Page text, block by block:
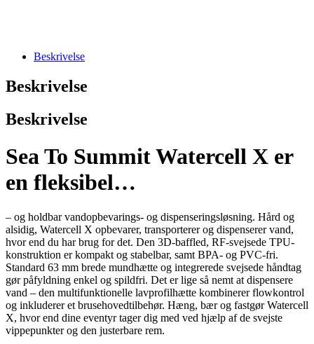
Beskrivelse
Beskrivelse
Beskrivelse
Sea To Summit Watercell X er
en fleksibel…
– og holdbar vandopbevarings- og dispenseringsløsning. Hård og
alsidig, Watercell X opbevarer, transporterer og dispenserer vand,
hvor end du har brug for det. Den 3D-baffled, RF-svejsede TPU-
konstruktion er kompakt og stabelbar, samt BPA- og PVC-fri.
Standard 63 mm brede mundhætte og integrerede svejsede håndtag
gør påfyldning enkel og spildfri. Det er lige så nemt at dispensere
vand – den multifunktionelle lavprofilhætte kombinerer flowkontrol
og inkluderer et brusehovedtilbehør. Hæng, bær og fastgør Watercell
X, hvor end dine eventyr tager dig med ved hjælp af de svejste
vippepunkter og den justerbare rem.